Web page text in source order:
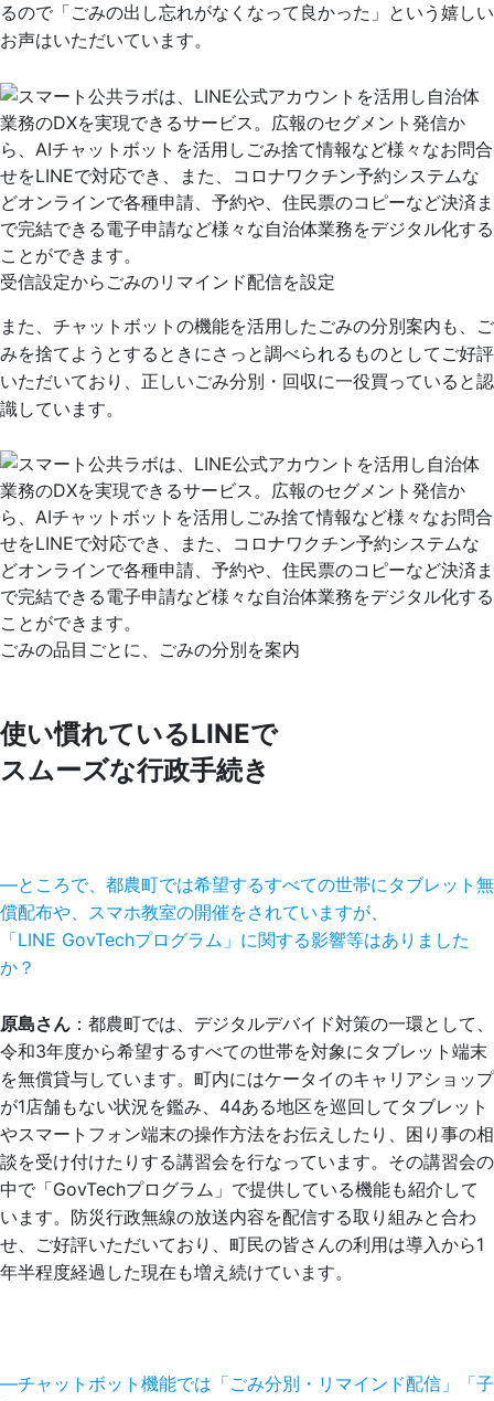
るので「ごみの出し忘れがなくなって良かった」という嬉しい
お声はいただいています。
受信設定からごみのリマインド配信を設定
また、チャットボットの機能を活用したごみの分別案内も、ご
みを捨てようとするときにさっと調べられるものとしてご好評
いただいており、正しいごみ分別・回収に一役買っていると認
識しています。
ごみの品目ごとに、ごみの分別を案内
使い慣れているLINEで
スムーズな行政手続き
―ところで、都農町では希望するすべての世帯にタブレット無
償配布や、スマホ教室の開催をされていますが、
「LINE GovTechプログラム」に関する影響等はありました
か？
原島さん ：都農町では、デジタルデバイド対策の一環として、
令和3年度から希望するすべての世帯を対象にタブレット端末
を無償貸与しています。町内にはケータイのキャリアショップ
が1店舗もない状況を鑑み、44ある地区を巡回してタブレット
やスマートフォン端末の操作方法をお伝えしたり、困り事の相
談を受け付けたりする講習会を行なっています。その講習会の
中で「GovTechプログラム」で提供している機能も紹介して
います。防災行政無線の放送内容を配信する取り組みと合わ
せ、ご好評いただいており、町民の皆さんの利用は導入から1
年半程度経過した現在も増え続けています。
―チャットボット機能では「ごみ分別・リマインド配信」「子